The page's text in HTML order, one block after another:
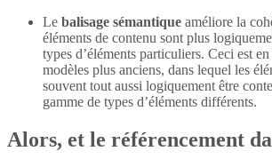
Le balisage sémantique améliore la
éléments de contenu sont plus
types d’éléments particuliers. Ceci est
modèles plus anciens, dans lequel les
souvent tout aussi logiquement être
gamme de types d’éléments différents.
Alors, et le référencement